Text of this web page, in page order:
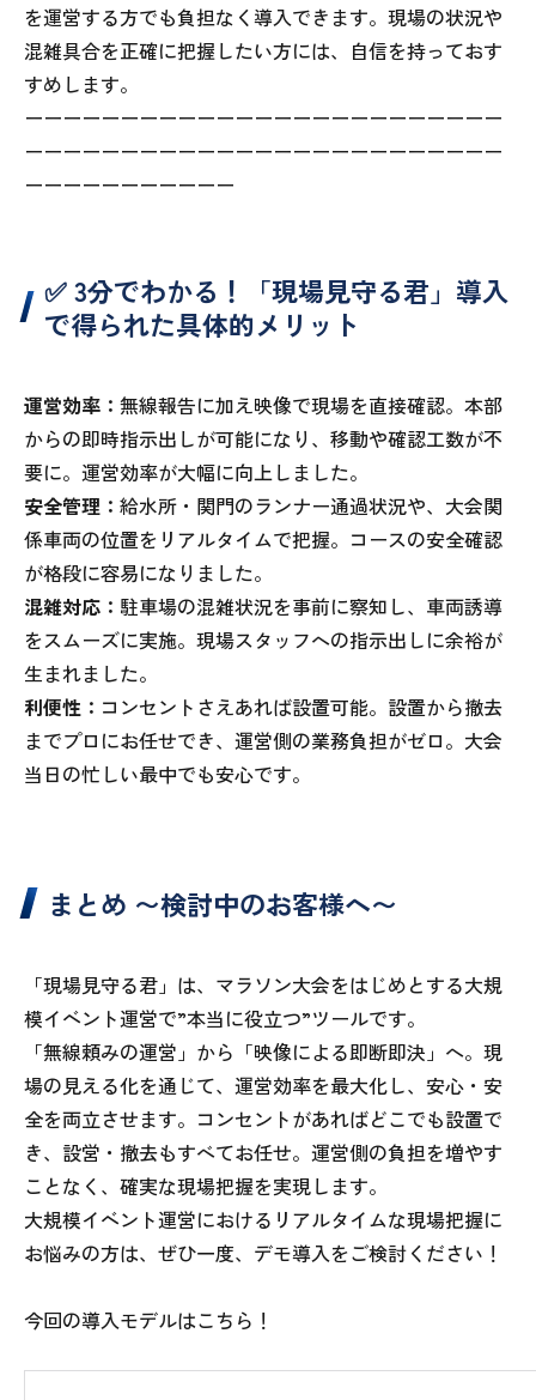
を運営する方でも負担なく導入できます。現場の状況や
混雑具合を正確に把握したい方には、自信を持っておす
すめします。
ーーーーーーーーーーーーーーーーーーーーーーーーー
ーーーーーーーーーーーーーーーーーーーーーーーーー
ーーーーーーーーーーー
✅ 3分でわかる！「現場見守る君」導入
で得られた具体的メリット
運営効率： 無線報告に加え映像で現場を直接確認。本部
からの即時指示出しが可能になり、移動や確認工数が不
要に。運営効率が大幅に向上しました。
安全管理： 給水所・関門のランナー通過状況や、大会関
係車両の位置をリアルタイムで把握。コースの安全確認
が格段に容易になりました。
混雑対応： 駐車場の混雑状況を事前に察知し、車両誘導
をスムーズに実施。現場スタッフへの指示出しに余裕が
生まれました。
利便性： コンセントさえあれば設置可能。設置から撤去
までプロにお任せでき、運営側の業務負担がゼロ。大会
当日の忙しい最中でも安心です。
まとめ 〜検討中のお客様へ〜
「現場見守る君」は、マラソン大会をはじめとする大規
模イベント運営で”本当に役立つ”ツールです。
「無線頼みの運営」から「映像による即断即決」へ。現
場の見える化を通じて、運営効率を最大化し、安心・安
全を両立させます。コンセントがあればどこでも設置で
き、設営・撤去もすべてお任せ。運営側の負担を増やす
ことなく、確実な現場把握を実現します。
大規模イベント運営におけるリアルタイムな現場把握に
お悩みの方は、ぜひ一度、デモ導入をご検討ください！
今回の導入モデルはこちら！